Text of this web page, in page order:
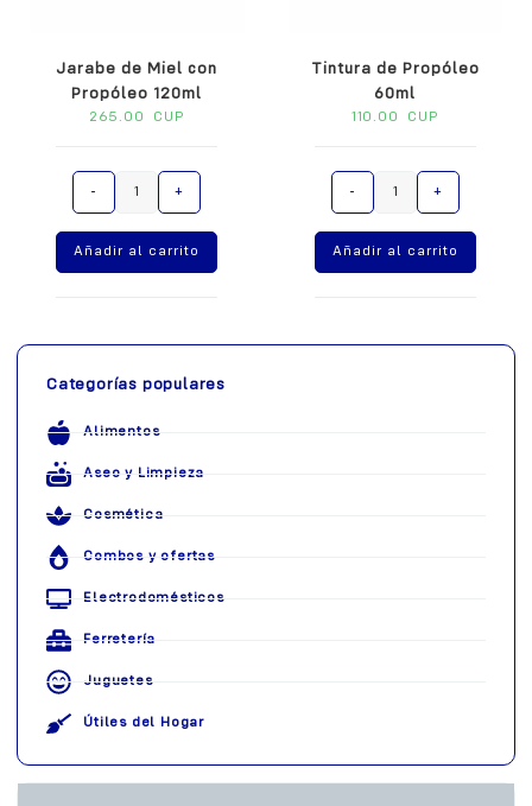
Categorías populares
Alimentos
Aseo y Limpieza
Cosmética
Combos y ofertas
Electrodomésticos
Ferretería
Juguetes
Útiles del Hogar
Jarabe de Miel con
Propóleo 120ml
265.00 CUP
- +
Añadir al carrito
A
t
e
i
e
Tintura de Propóleo
60ml
110.00 CUP
- +
Añadir al carrito
A
t
e